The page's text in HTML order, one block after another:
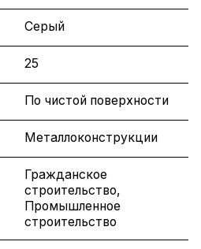
Серый
25
По чистой поверхности
Металлоконструкции
Гражданское
строительство,
Промышленное
строительство